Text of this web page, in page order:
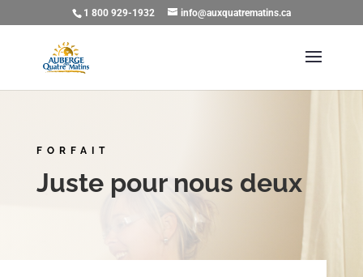
1 800 929-1932 info@auxquatrematins.ca
FORFAIT
Juste pour nous deux